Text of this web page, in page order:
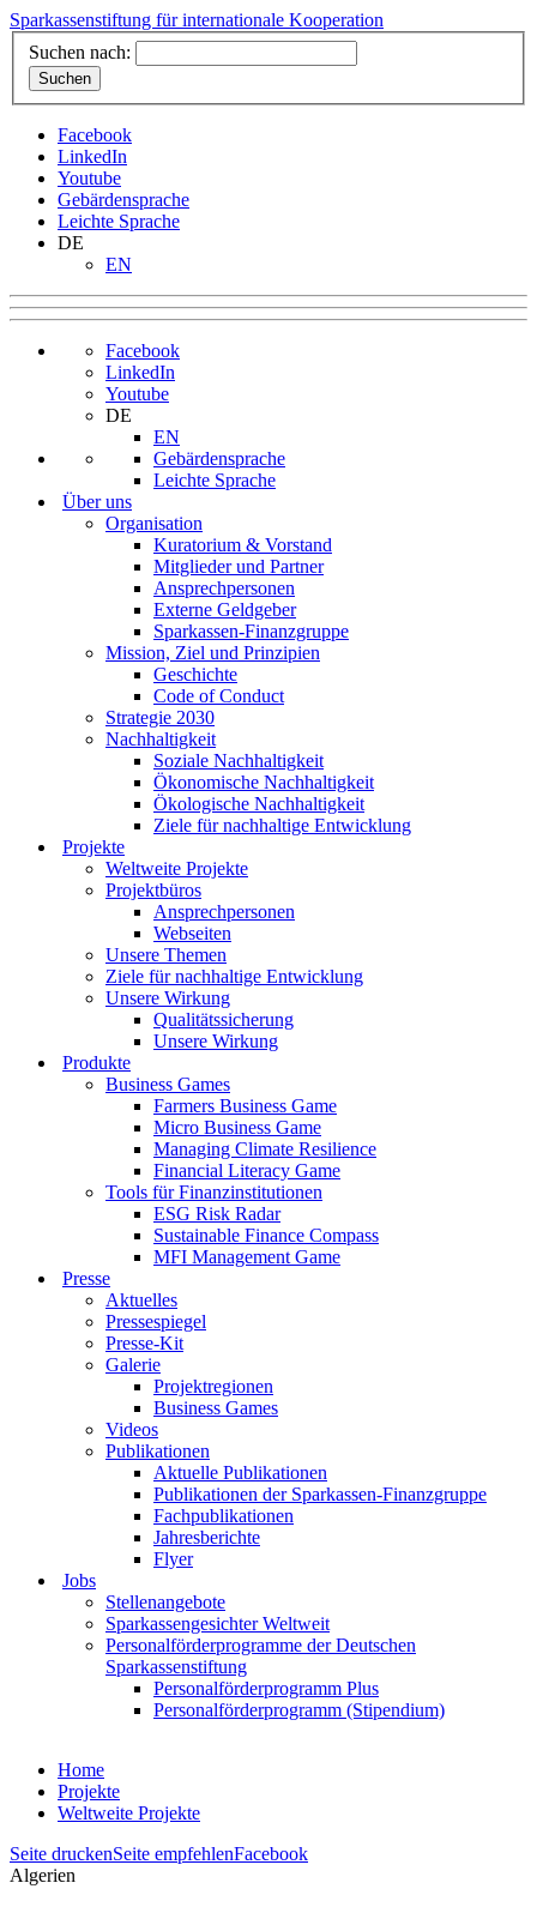
Sparkassenstiftung für internationale Kooperation
Suchen nach:
Facebook
LinkedIn
Youtube
Gebärdensprache
Leichte Sprache
DE
EN
Facebook
LinkedIn
Youtube
DE
EN
Gebärdensprache
Leichte Sprache
Über uns
Organisation
Kuratorium & Vorstand
Mitglieder und Partner
Ansprechpersonen
Externe Geldgeber
Sparkassen-Finanzgruppe
Mission, Ziel und Prinzipien
Geschichte
Code of Conduct
Strategie 2030
Nachhaltigkeit
Soziale Nachhaltigkeit
Ökonomische Nachhaltigkeit
Ökologische Nachhaltigkeit
Ziele für nachhaltige Entwicklung
Projekte
Weltweite Projekte
Projektbüros
Ansprechpersonen
Webseiten
Unsere Themen
Ziele für nachhaltige Entwicklung
Unsere Wirkung
Qualitätssicherung
Unsere Wirkung
Produkte
Business Games
Farmers Business Game
Micro Business Game
Managing Climate Resilience
Financial Literacy Game
Tools für Finanzinstitutionen
ESG Risk Radar
Sustainable Finance Compass
MFI Management Game
Presse
Aktuelles
Pressespiegel
Presse-Kit
Galerie
Projektregionen
Business Games
Videos
Publikationen
Aktuelle Publikationen
Publikationen der Sparkassen-Finanzgruppe
Fachpublikationen
Jahresberichte
Flyer
Jobs
Stellenangebote
Sparkassengesichter Weltweit
Personalförderprogramme der Deutschen
Sparkassenstiftung
Personalförderprogramm Plus
Personalförderprogramm (Stipendium)
Home
Projekte
Weltweite Projekte
Seite druckenSeite empfehlenFacebook
Algerien